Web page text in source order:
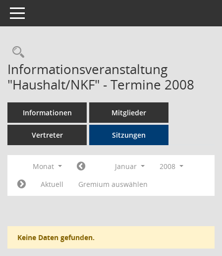
Toggle navigation
Rechercheauswahl
Informationsveranstaltung
"Haushalt/NKF" - Termine 2008
Informationen Mitglieder
Vertreter Sitzungen
Monat Januar
2008
Aktuell
Gremium auswählen
Keine Daten gefunden.